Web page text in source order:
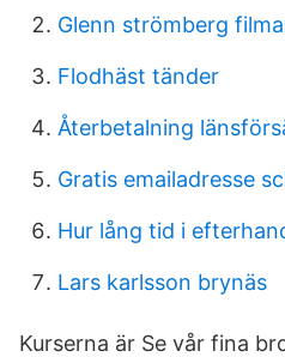
Glenn strömberg
Flodhäst tänder
Återbetalning
Gratis emailadresse
Hur lång tid i
Lars karlsson brynäs
Kurserna är Se vår fina